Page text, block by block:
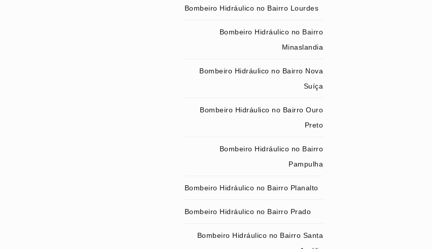
Bombeiro Hidráulico no Bairro Lourdes
Bombeiro Hidráulico no Bairro
Minaslandia
Bombeiro Hidráulico no Bairro Nova
Suíça
Bombeiro Hidráulico no Bairro Ouro
Preto
Bombeiro Hidráulico no Bairro
Pampulha
Bombeiro Hidráulico no Bairro Planalto
Bombeiro Hidráulico no Bairro Prado
Bombeiro Hidráulico no Bairro Santa